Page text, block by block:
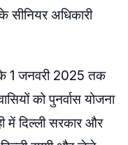
अधिकारी
1 जनवरी 2025 तक
को पुनर्वास योजना
में दिल्ली सरकार और